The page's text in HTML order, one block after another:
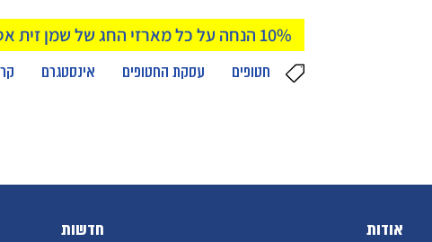
10% הנחה על כל מארזי החג של שמן זית אסי מעמק המעיינות
חטופים
עסקת החטופים אינסטגרם
אודות
חדשות